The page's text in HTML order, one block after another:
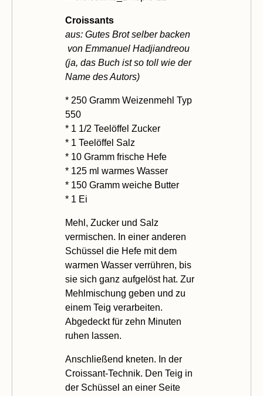
Croissants
aus: Gutes Brot selber backen
von Emmanuel Hadjiandreou
(ja, das Buch ist so toll wie der
Name des Autors)
* 250 Gramm Weizenmehl Typ
550
* 1 1/2 Teelöffel Zucker
* 1 Teelöffel Salz
* 10 Gramm frische Hefe
* 125 ml warmes Wasser
* 150 Gramm weiche Butter
* 1 Ei
Mehl, Zucker und Salz
vermischen. In einer anderen
Schüssel die Hefe mit dem
warmen Wasser verrühren, bis
sie sich ganz aufgelöst hat. Zur
Mehlmischung geben und zu
einem Teig verarbeiten.
Abgedeckt für zehn Minuten
ruhen lassen.
Anschließend kneten. In der
Croissant-Technik. Den Teig in
der Schüssel an einer Seite